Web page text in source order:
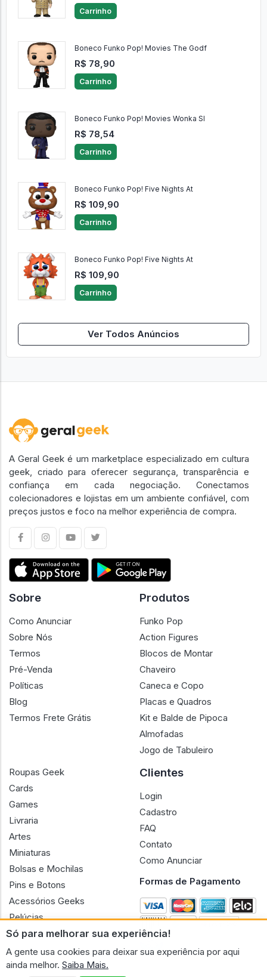
Carrinho
Boneco Funko Pop! Movies The Godf
R$ 78,90
Carrinho
Boneco Funko Pop! Movies Wonka Sl
R$ 78,54
Carrinho
Boneco Funko Pop! Five Nights At
R$ 109,90
Carrinho
Boneco Funko Pop! Five Nights At
R$ 109,90
Carrinho
Ver Todos Anúncios
Só para melhorar sua experiência!
A gente usa cookies para deixar sua experiência por aqui
ainda melhor. Saiba Mais.
A Geral Geek é um marketplace especializado em cultura
geek, criado para oferecer segurança, transparência e
confiança em cada negociação. Conectamos
colecionadores e lojistas em um ambiente confiável, com
preços justos e foco na melhor experiência de compra.
Sobre
Como Anunciar
Sobre Nós
Termos
Pré-Venda
Políticas
Blog
Termos Frete Grátis
Produtos
Funko Pop
Action Figures
Blocos de Montar
Chaveiro
Caneca e Copo
Placas e Quadros
Kit e Balde de Pipoca
Almofadas
Jogo de Tabuleiro
Roupas Geek
Cards
Games
Livraria
Artes
Miniaturas
Bolsas e Mochilas
Pins e Botons
Acessórios Geeks
Pelúcias
Bonecas
Clientes
Login
Cadastro
FAQ
Contato
Como Anunciar
Formas de Pagamento